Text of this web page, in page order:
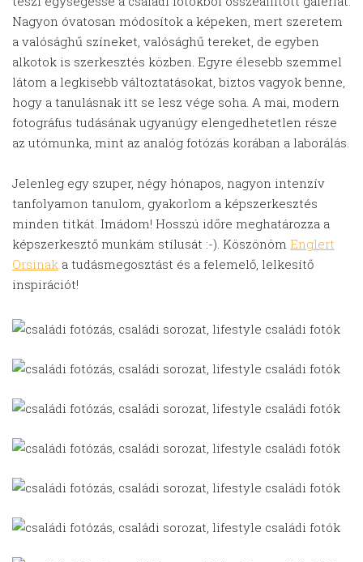
Nagyon óvatosan módosítok a képeken, mert szeretem
a valósághű színeket, valósághű tereket, de egyben
alkotok is szerkesztés közben. Egyre élesebb szemmel
látom a legkisebb változtatásokat, biztos vagyok benne,
hogy a tanulásnak itt se lesz vége soha. A mai, modern
fotográfus tudásának ugyanúgy elengedhetetlen része
az utómunka, mint az analóg fotózás korában a laborálás.
Jelenleg egy szuper, négy hónapos, nagyon intenzív
tanfolyamon tanulom, gyakorlom a képszerkesztés
minden titkát. Imádom! Hosszú időre meghatározza a
képszerkesztő munkám stílusát :-). Köszönöm Englert
Orsinak a tudásmegosztást és a felemelő, lelkesítő
inspirációt!